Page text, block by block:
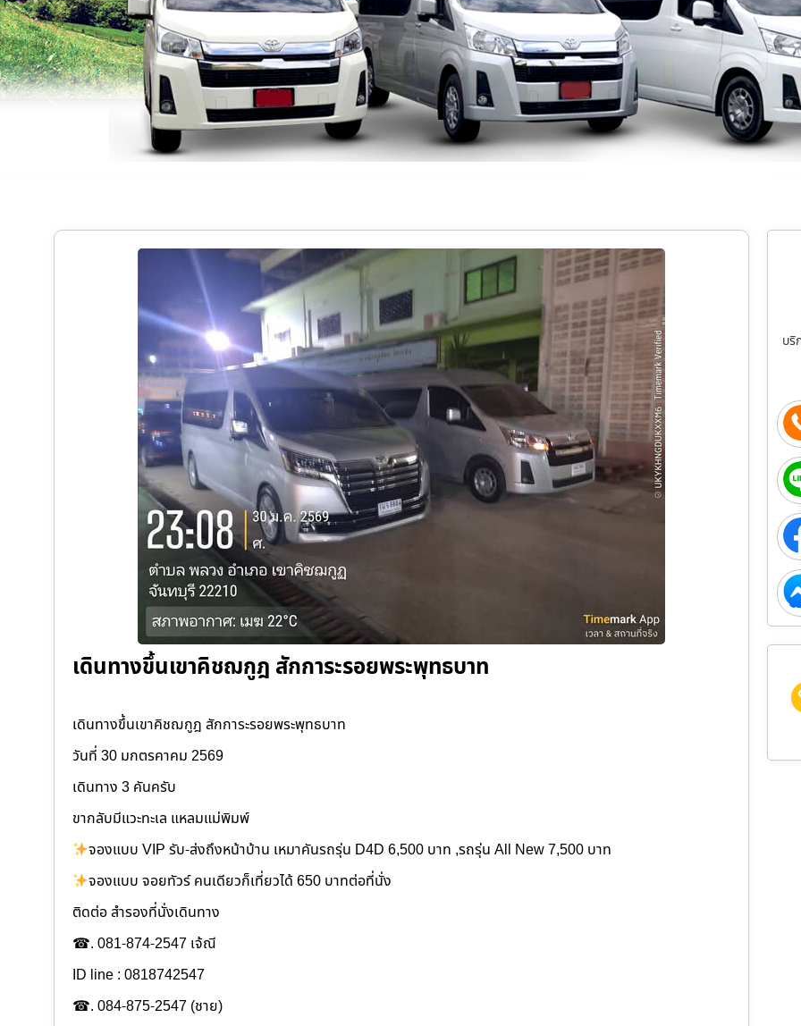
เดินทางขึ้นเขาคิชฌกูฎ สักการะรอยพระพุทธบาท
เดินทางขึ้นเขาคิชฌกูฎ สักการะรอยพระพุทธบาท
วันที่ 30 มกตรคาคม 2569
เดินทาง 3 คันครับ
ขากลับมีแวะทะเล แหลมแม่พิมพ์
จองแบบ VIP รับ-ส่งถึงหน้าบ้าน เหมาคันรถรุ่น D4D 6,500 บาท ,รถรุ่น All New 7,500 บาท
จองแบบ จอยทัวร์ คนเดียวก็เที่ยวได้ 650 บาทต่อที่นั่ง
ติดต่อ สำรองที่นั่งเดินทาง
☎. 081-874-2547 เจ้ณี
ID line : 0818742547
☎. 084-875-2547 (ชาย)
บริ